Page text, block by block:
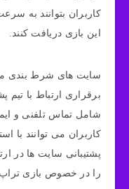
کاربران بتوانند به
این بازی دریافت کنند.
سایت های شرط بندی
برقراری ارتباط با تیم
شامل تماس تلفنی و
کاربران می توانند با
پشتیبانی سایت ها در
را در خصوص بازی تراپ